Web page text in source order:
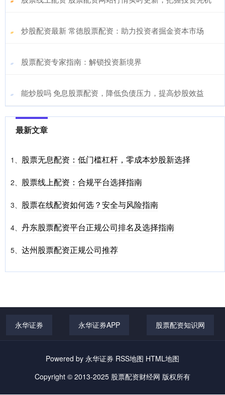
​炒股配资最新 常德股票配资：助力投资者掘金资本市场
​股票配资专家指南：解锁投资新境界
​能炒股吗 免息股票配资，降低负债压力，提高炒股效益
最新文章
1、 股票无息配资：低门槛杠杆，零成本炒股新选择
2、 股票线上配资：合规平台选择指南
3、 股票在线配资如何选？安全与风险指南
4、 丹东股票配资平台正规公司排名及选择指南
5、 达州股票配资正规公司推荐
永华证券 永华证券APP 股票配资知识网
Powered by 永华证券 RSS地图 HTML地图
Copyright © 2013-2025 股票配资财经网 版权所有